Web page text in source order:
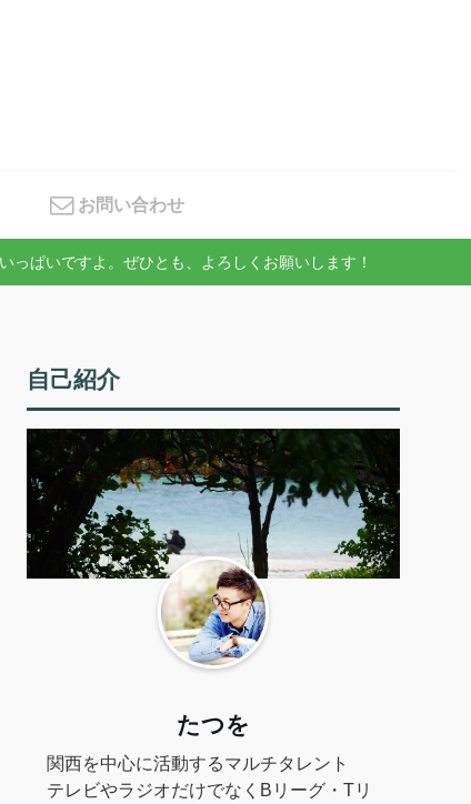
お問い合わせ
ぱいですよ。ぜひとも、よろしくお願いします！
自己紹介
たつを
関西を中心に活動するマルチタレント
テレビやラジオだけでなくBリーグ・Tリ